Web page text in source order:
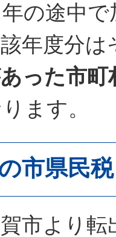
の途中
年度分は
った市町
ます。
市県民税
市より転